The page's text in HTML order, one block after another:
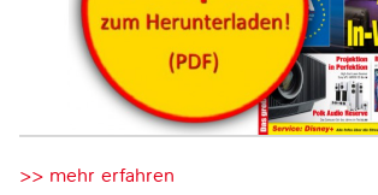
>> mehr erfahren